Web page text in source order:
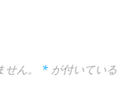
ん。 * が付いている